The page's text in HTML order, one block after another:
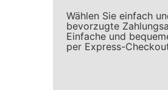
Wählen Sie einfach
bevorzugte
Einfache und
per Express-